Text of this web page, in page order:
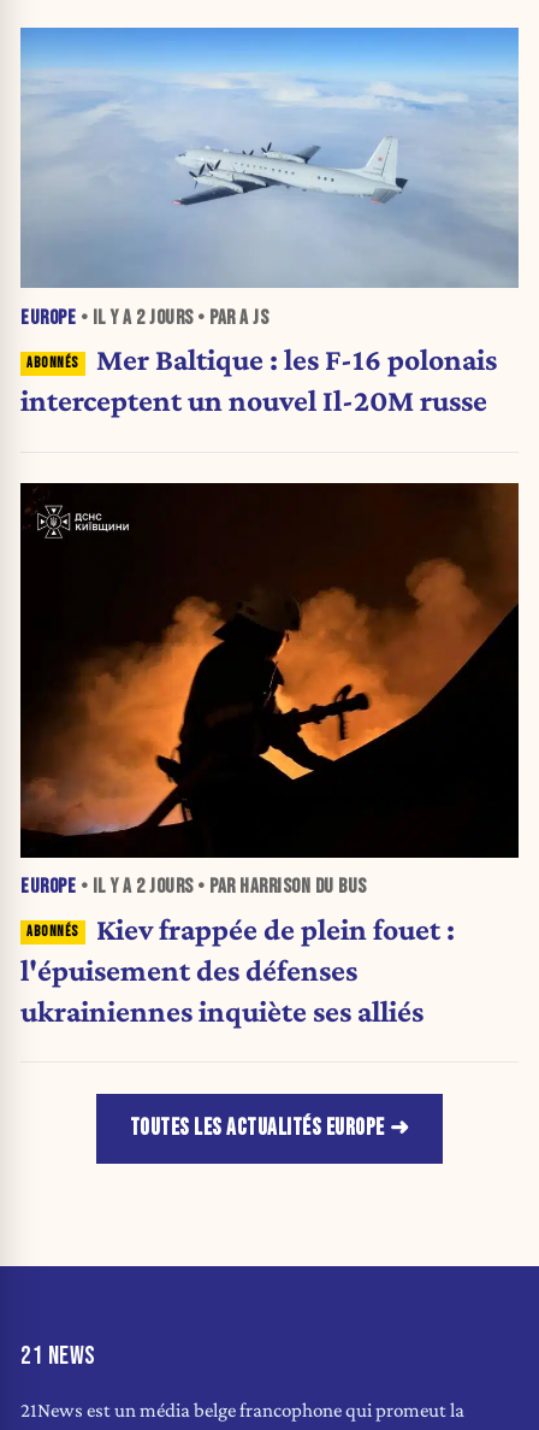
EUROPE • IL Y A 2 JOURS• PAR A JS
Mer Baltique : les F-16 polonais
interceptent un nouvel Il-20M russe
EUROPE • IL Y A 2 JOURS• PAR HARRISON DU BUS
Kiev frappée de plein fouet :
l'épuisement des défenses
ukrainiennes inquiète ses alliés
TOUTES LES ACTUALITÉS EUROPE
21 NEWS
21News est un média belge francophone qui promeut la